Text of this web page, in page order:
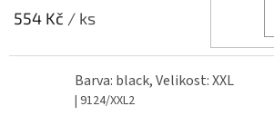
554 Kč / ks
Barva: black, Velikost: XXL
| 9124/XXL2